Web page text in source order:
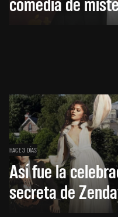
HACE 3 DÍAS
Así fue la
secreta de